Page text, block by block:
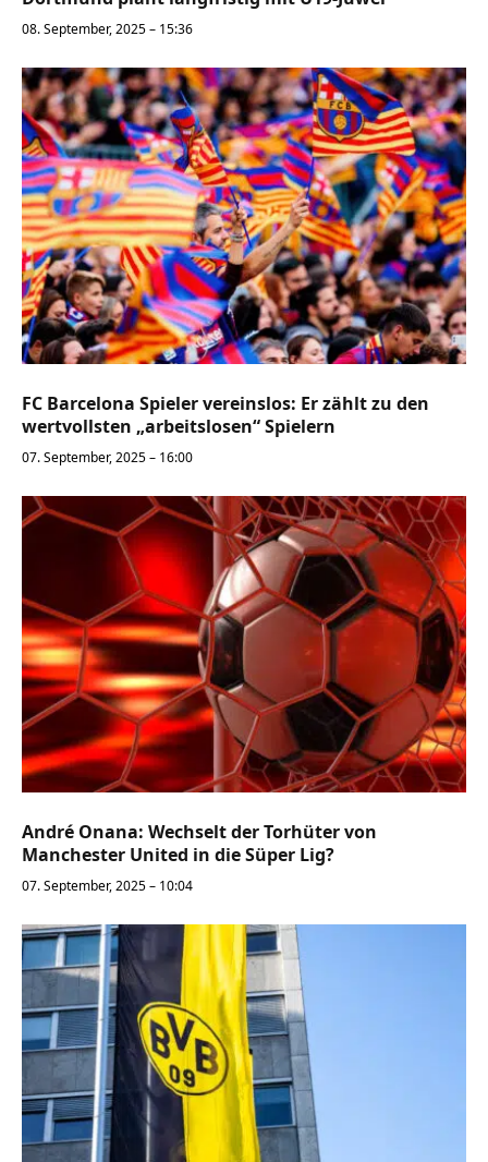
08. September, 2025 – 15:36
FC Barcelona Spieler vereinslos: Er zählt zu den
wertvollsten „arbeitslosen“ Spielern
07. September, 2025 – 16:00
André Onana: Wechselt der Torhüter von
Manchester United in die Süper Lig?
07. September, 2025 – 10:04